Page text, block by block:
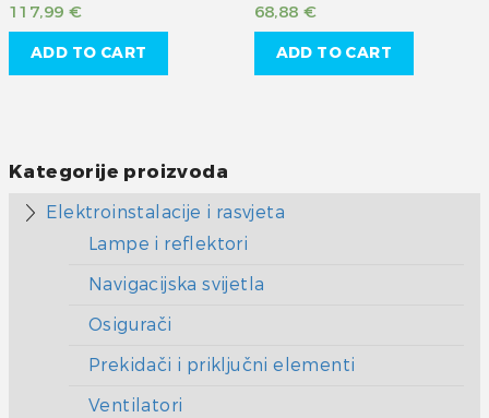
117,99 €
ADD TO CART
68,88€
ADD TO CART
Kategorije proizvoda
Elektroinstalacije i rasvjeta
Lampe i reflektori
Navigacijska svijetla
Osigurači
Prekidači i priključni elementi
Ventilatori